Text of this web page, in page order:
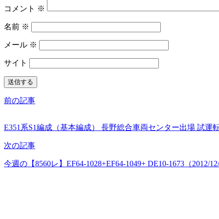
コメント ※
名前 ※
メール ※
サイト
前の記事
E351系S1編成（基本編成） 長野総合車両センター出場 試運転
次の記事
今週の【8560レ】EF64-1028+EF64-1049+ DE10-1673（2012/12/